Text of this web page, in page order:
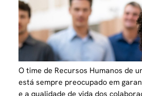
O time de Recursos Humanos de
está sempre preocupado em
e a qualidade de vida dos